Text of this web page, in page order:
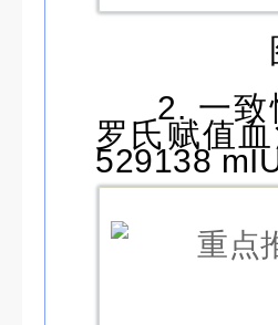
2. 一
罗氏赋值
529138